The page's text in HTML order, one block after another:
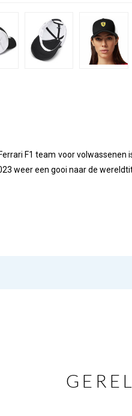
F1 team voor
weer een gooi naar de